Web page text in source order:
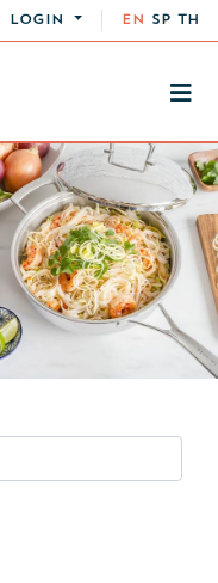
LOGIN EN SP TH